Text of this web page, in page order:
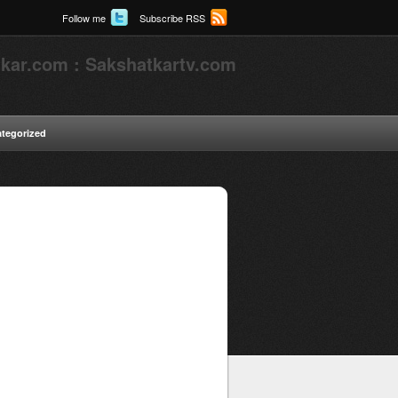
Follow me Subscribe RSS
: Sakshatkartv.com